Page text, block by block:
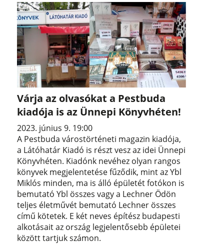
Várja az olvasókat a Pestbuda
kiadója is az Ünnepi Könyvhéten!
2023. június 9. 19:00
A Pestbuda várostörténeti magazin kiadója,
a Látóhatár Kiadó is részt vesz az idei Ünnepi
Könyvhéten. Kiadónk nevéhez olyan rangos
könyvek megjelentetése fűződik, mint az Ybl
Miklós minden, ma is álló épületét fotókon is
bemutató Ybl összes vagy a Lechner Ödön
teljes életművét bemutató Lechner összes
című kötetek. E két neves építész budapesti
alkotásait az ország legjelentősebb épületei
között tartjuk számon.